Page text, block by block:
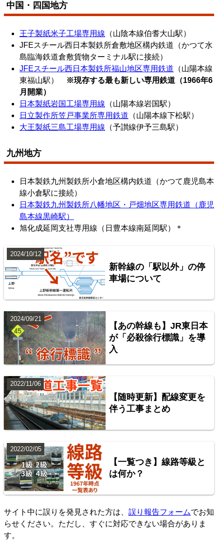
中国・四国地方
王子製紙米子工場専用線 （山陰本線伯耆大山駅）
JFEスチール西日本製鉄所倉敷地区構内鉄道（かつて水
島臨海鉄道倉敷貨物ターミナル駅に接続）
JFEスチール西日本製鉄所福山地区専用鉄道 （山陽本線
東福山駅）
※現存する最も新しい専用鉄道（1966年6
月開業）
日本製紙岩国工場専用線 （山陽本線岩国駅）
日立製作所笠戸事業所専用鉄道 （山陽本線下松駅）
大王製紙三島工場専用線 （予讃線伊予三島駅）
九州地方
日本製鉄九州製鉄所小倉地区構内鉄道（かつて鹿児島本
線小倉駅に接続）
日本製鉄九州製鉄所八幡地区・戸畑地区専用鉄道（鹿児
島本線黒崎駅）
旭化成延岡支社専用線（日豊本線南延岡駅）＊
新幹線の「駅以外」の停
車場について
2024/10/12
【あの幹線も】JR東日本
が「必殺徐行標識」を導
入
2024/09/21
【随時更新】配線変更を
伴う工事まとめ
2022/11/06
【一覧つき】線路等級と
は何か？
2022/02/05
サイト中に誤りを発見された方は、 誤り報告フォームでお知
らせください。ただし、すぐに対応できない場合がありま
す。